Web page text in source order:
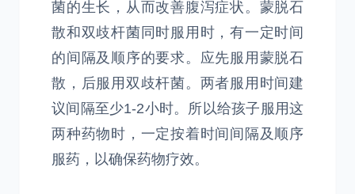
菌的生长，从而改善腹泻症状。蒙脱石
散和双歧杆菌同时服用时，有一定时间
的间隔及顺序的要求。应先服用蒙脱石
散，后服用双歧杆菌。两者服用时间建
议间隔至少1-2小时。所以给孩子服用这
两种药物时，一定按着时间间隔及顺序
服药，以确保药物疗效。